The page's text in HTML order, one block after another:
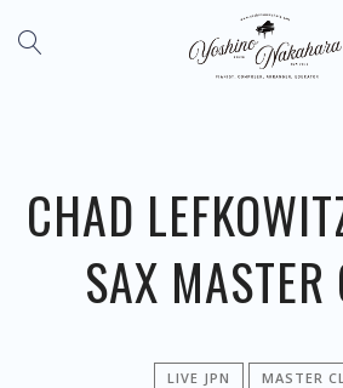
CHAD
SAX MASTER
LIVE JPN MASTER